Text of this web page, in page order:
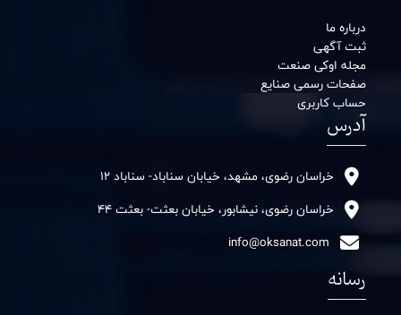
درباره ما
ثبت آگهی
مجله اوکی صنعت
صفحات رسمی صنایع
حساب کاربری
آدرس
خراسان رضوی، مشهد، خیابان سناباد- سناباد 12
خراسان رضوی، نیشابور، خیابان بعثت- بعثت 44
رسانه